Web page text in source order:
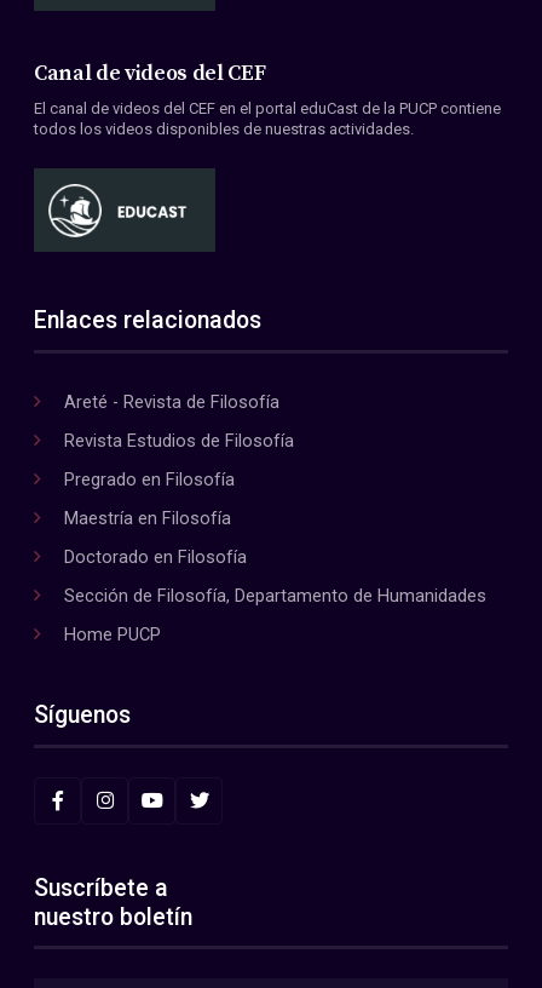
Canal de videos del CEF
El canal de videos del CEF en el portal eduCast de la PUCP contiene
todos los videos disponibles de nuestras actividades.
Enlaces relacionados
Areté - Revista de Filosofía
Revista Estudios de Filosofía
Pregrado en Filosofía
Maestría en Filosofía
Doctorado en Filosofía
Sección de Filosofía, Departamento de Humanidades
Home PUCP
Síguenos
Suscríbete a
nuestro boletín